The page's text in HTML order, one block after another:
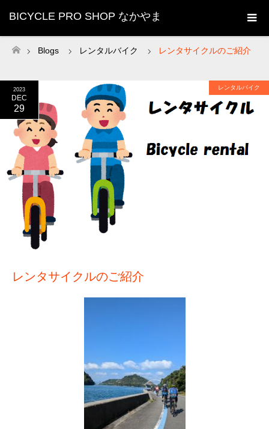
BICYCLE PRO SHOP なかやま
ホーム
Blogs レンタルバイク レンタサイクルのご紹介
2023
DEC
29
レンタルバイク
レンタサイクルのご紹介